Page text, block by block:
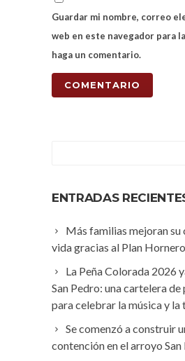
Guardar mi nombre, correo
web en este navegador para
haga un comentario.
ENTRADAS
Más familias mejoran su
vida gracias al Plan Hornero
La Peña Colorada 2026
San Pedro: una cartelera
para celebrar la música y
Se comenzó a construir
contención en el arroyo San